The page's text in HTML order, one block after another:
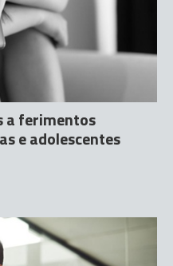
a ferimentos
e adolescentes